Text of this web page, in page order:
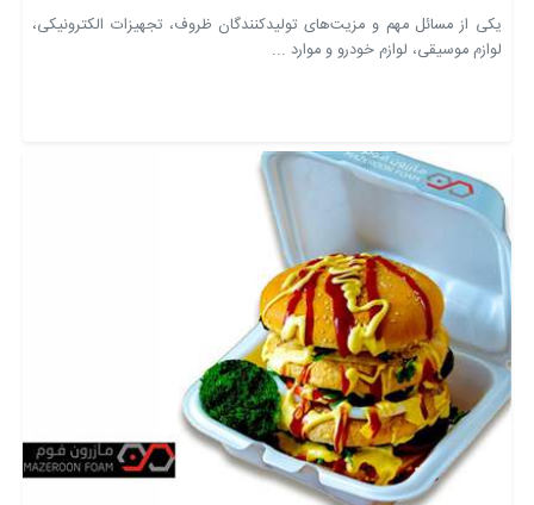
یکی از مسائل مهم و مزیت‌های تولیدکنندگان ظروف، تجهیزات الکترونیکی،
لوازم موسیقی، لوازم خودرو و موارد ...